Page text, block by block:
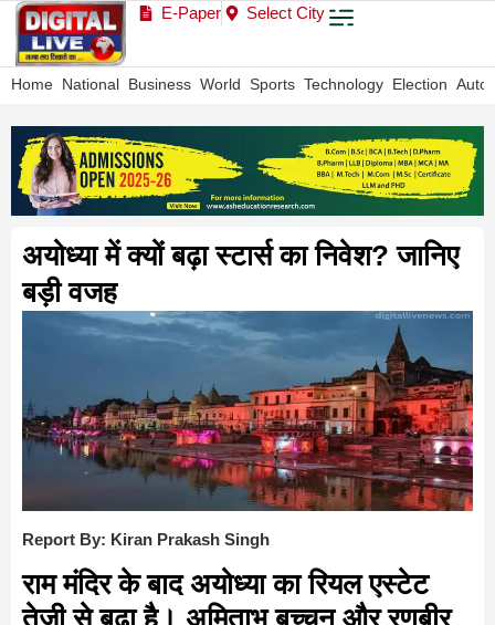
E-Paper Select City
Home National Business World Sports Technology Election Auto
अयोध्या में क्यों बढ़ा स्टार्स का निवेश? जानिए
बड़ी वजह
Report By: Kiran Prakash Singh
राम मंदिर के बाद अयोध्या का रियल एस्टेट